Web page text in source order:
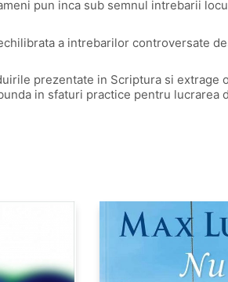
pun inca sub semnul intrebarii
a intrebarilor controversate
prezentate in Scriptura si extrage
in sfaturi practice pentru lucrarea